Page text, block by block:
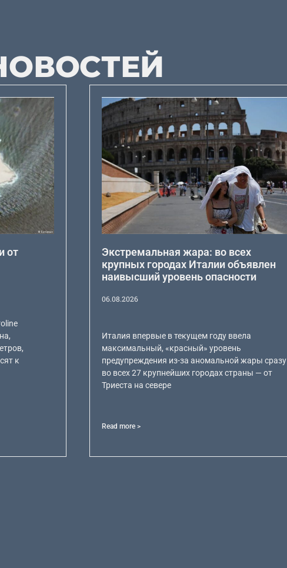
от
к
Экстремальная жара: во всех
крупных городах Италии объявлен
наивысший уровень опасности
06.08.2026
Италия впервые в текущем году ввела
максимальный, «красный» уровень
предупреждения из-за аномальной жары сразу
во всех 27 крупнейших городах страны — от
Триеста на севере
Read more >